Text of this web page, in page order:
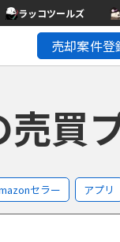
ラッコツールズ
売却案件登
売買
セラー アプリ